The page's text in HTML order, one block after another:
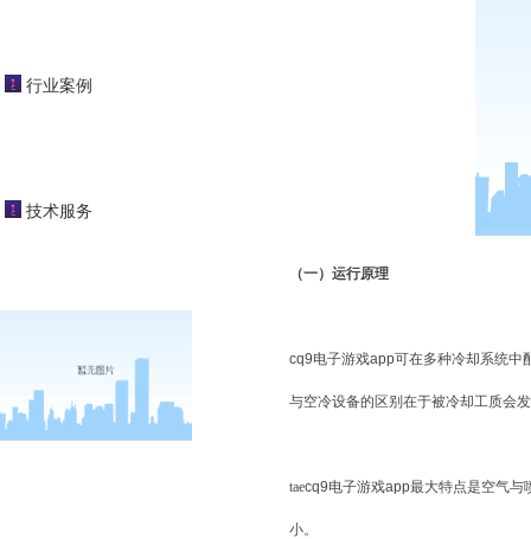
行业案例
技术服务
（一）运行原理
cq9电子游戏app可在多种冷却系统中
与空冷设备的区别在于被冷却工质会
taecq9电子游戏app最大特点是空气与
小。